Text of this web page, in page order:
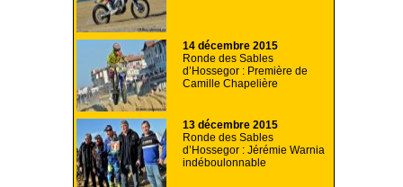
14 décembre 2015
Ronde des Sables
d’Hossegor : Première de
Camille Chapelière
13 décembre 2015
Ronde des Sables
d’Hossegor : Jérémie Warnia
indéboulonnable